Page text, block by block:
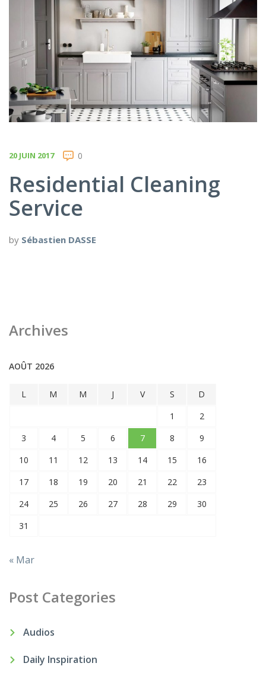
20 JUIN 2017 0
Residential Cleaning
Service
by Sébastien DASSE
Archives
AOÛT 2026
L M M J V S
D
1
2
3
4 5 6 7 8
9
10
11 12 13 14 15
16
17
18 19 20 21 22
23
24
25 26 27 28 29
30
31
« Mar
Post Categories
Audios
Daily Inspiration